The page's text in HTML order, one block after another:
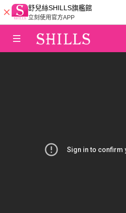
舒兒絲SHILLS旗艦館
立刻使用官方APP